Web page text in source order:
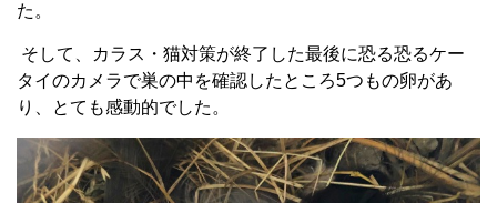
た。
そして、カラス・猫対策が終了した最後に恐る恐るケー
タイのカメラで巣の中を確認したところ5つもの卵があ
り、とても感動的でした。